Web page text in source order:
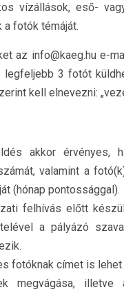
vízállások, eső-
a fotók témáját.
az info@kaeg.hu e-
legfeljebb 3 fotót
kell elnevezni:
akkor érvényes,
valamint a
(hónap pontossággal).
felhívás előtt
a pályázó
fotóknak címet is
megvágása, illetve